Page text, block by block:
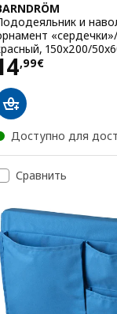
и
150x200/
,99€14,99€
Доступно для
Сравнить